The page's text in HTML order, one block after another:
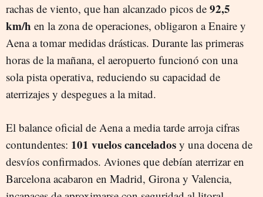
rachas de viento, que han alcanzado picos de 92,5
km/h en la zona de operaciones, obligaron a Enaire y
Aena a tomar medidas drásticas. Durante las primeras
horas de la mañana, el aeropuerto funcionó con una
sola pista operativa, reduciendo su capacidad de
aterrizajes y despegues a la mitad.
El balance oficial de Aena a media tarde arroja cifras
contundentes: 101 vuelos cancelados y una docena de
desvíos confirmados. Aviones que debían aterrizar en
Barcelona acabaron en Madrid, Girona y Valencia,